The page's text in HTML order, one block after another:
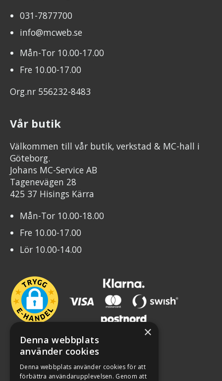
031-7877700
info@mcweb.se
Mån-Tor 10.00-17.00
Fre 10.00-17.00
Org.nr 556232-8483
Vår butik
Välkommen till vår butik, verkstad & MC-hall i
Göteborg.
Johans MC-Service AB
Tagenevägen 28
425 37 Hisings Kärra
Mån-Tor 10.00-18.00
Fre 10.00-17.00
Lör 10.00-14.00
×
Denna webbplats
använder cookies
Denna webbplats använder cookies för att
förbättra användarupplevelsen. Genom att